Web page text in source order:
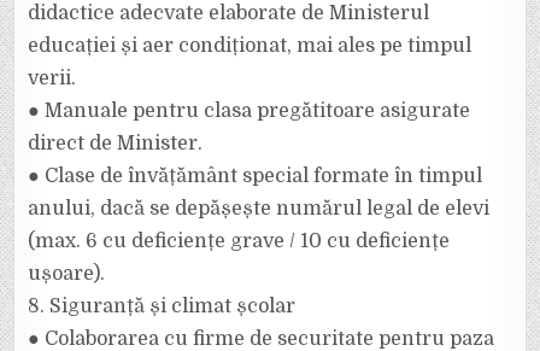
didactice adecvate elaborate de Ministerul
educației și aer condiționat, mai ales pe timpul
verii.
● Manuale pentru clasa pregătitoare asigurate
direct de Minister.
● Clase de învățământ special formate în timpul
anului, dacă se depășește numărul legal de elevi
(max. 6 cu deficiențe grave / 10 cu deficiențe
ușoare).
8. Siguranță și climat școlar
● Colaborarea cu firme de securitate pentru paza